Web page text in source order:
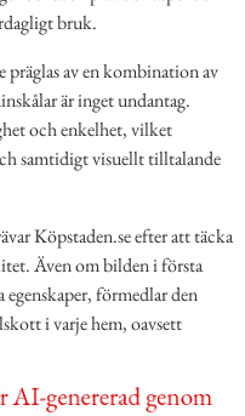
bruk.
av en kombination av
är inget undantag.
och enkelhet, vilket
samtidigt visuellt tilltalande
Köpstaden.se efter att täcka
Även om bilden i första
egenskaper, förmedlar den
i varje hem, oavsett